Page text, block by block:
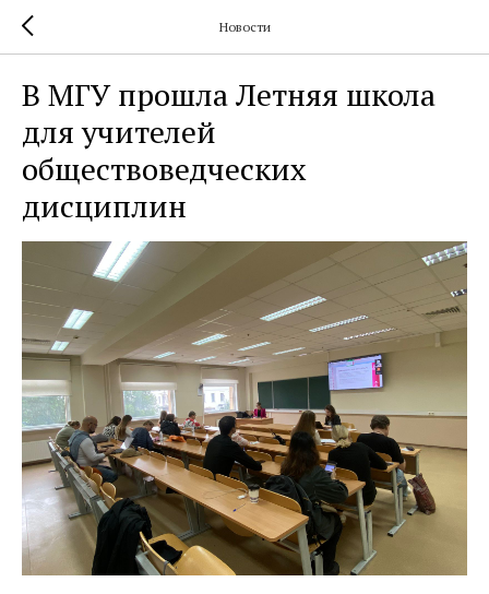
Новости
В МГУ прошла Летняя школа
для учителей
обществоведческих
дисциплин